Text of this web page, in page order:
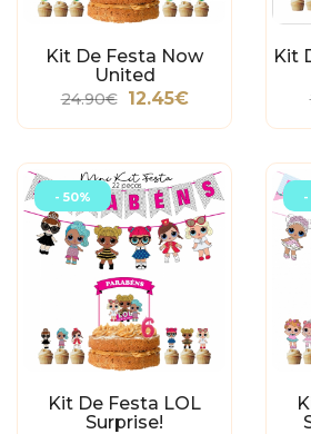
Kit De Festa Now
United
24.90€ 12.45€
Kit
- 50%
Kit De Festa LOL
Surprise!
-